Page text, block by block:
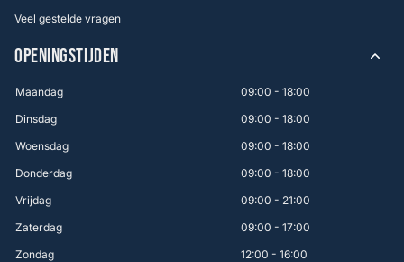
Veel gestelde vragen
OPENINGSTIJDEN
Maandag
09:00 - 18:00
Dinsdag
09:00 - 18:00
Woensdag
09:00 - 18:00
Donderdag
09:00 - 18:00
Vrijdag
09:00 - 21:00
Zaterdag
09:00 - 17:00
Zondag
12:00 - 16:00